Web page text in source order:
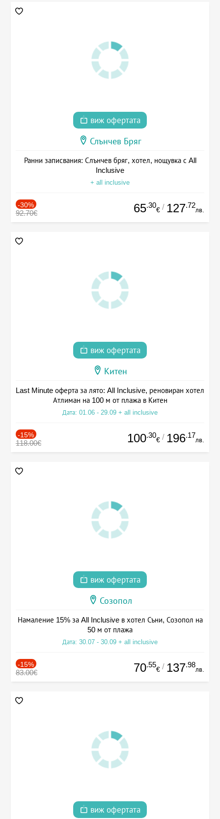
виж офертата
Слънчев Бряг
Ранни записвания: Слънчев бряг, хотел, нощувка с All
Inclusive
+ all inclusive
-30%
92.70€ 65.30
€ / 127.72
лв.
виж офертата
Китен
Last Minute оферта за лято: All Inclusive, реновиран хотел
Атлиман на 100 м от плажа в Китен
Дата: 01.06 - 29.09 + all inclusive
-15%
118.00€ 100.30
€ / 196.17
лв.
виж офертата
Созопол
Намаление 15% за All Inclusive в хотел Съни, Созопол на
50 м от плажа
Дата: 30.07 - 30.09 + all inclusive
-15%
83.00€ 70.55
€ / 137.98
лв.
виж офертата